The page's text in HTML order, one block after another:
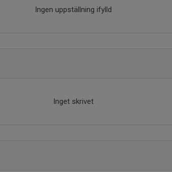
Ingen uppställning ifylld
Inget skrivet